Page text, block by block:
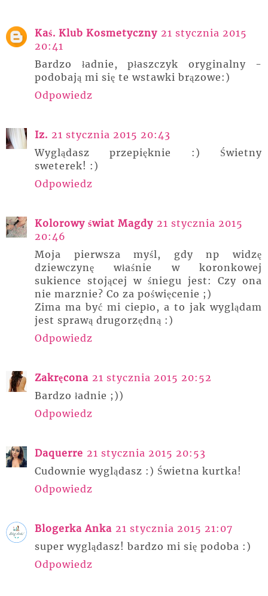
Kaś. Klub Kosmetyczny 21 stycznia 2015
20:41
Bardzo ładnie, płaszczyk oryginalny -
podobają mi się te wstawki brązowe:)
Odpowiedz
Iz. 21 stycznia 2015 20:43
Wyglądasz przepięknie :) Świetny
sweterek! :)
Odpowiedz
Kolorowy świat Magdy 21 stycznia 2015
20:46
Moja pierwsza myśl, gdy np widzę
dziewczynę właśnie w koronkowej
sukience stojącej w śniegu jest: Czy ona
nie marznie? Co za poświęcenie ;)
Zima ma być mi ciepło, a to jak wyglądam
jest sprawą drugorzędną :)
Odpowiedz
Zakręcona 21 stycznia 2015 20:52
Bardzo ładnie ;))
Odpowiedz
Daquerre 21 stycznia 2015 20:53
Cudownie wyglądasz :) Świetna kurtka!
Odpowiedz
Blogerka Anka 21 stycznia 2015 21:07
super wyglądasz! bardzo mi się podoba :)
Odpowiedz